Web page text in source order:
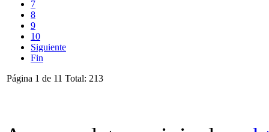
7
8
9
10
Siguiente
Fin
Página 1 de 11 Total: 213